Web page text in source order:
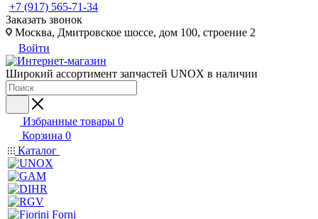
+7 (917) 565-71-34
Заказать звонок
Москва, Дмитровское шоссе, дом 100, строение 2
Войти
Широкий ассортимент запчастей UNOX в наличии
Избранные товары 0
Корзина 0
Каталог